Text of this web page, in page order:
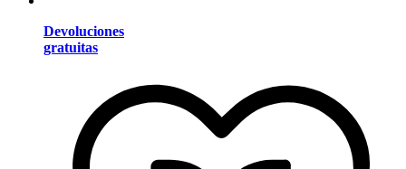
Devoluciones
gratuitas